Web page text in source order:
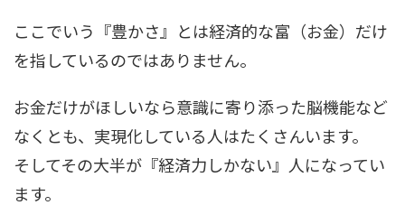
ここでいう『豊かさ』とは経済的な富（お金）だけ
を指しているのではありません。
お金だけがほしいなら意識に寄り添った脳機能など
なくとも、実現化している人はたくさんいます。
そしてその大半が『経済力しかない』人になってい
ます。